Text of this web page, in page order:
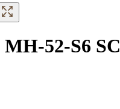
52-S6 SC